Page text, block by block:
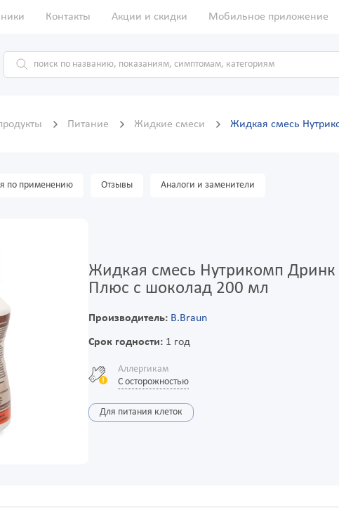
Контакты Акции и скидки Мобильное приложение
Питание Жидкие смеси Жидкая смесь
по применению Отзывы Аналоги и заменители
Жидкая смесь Нутрикомп Дринк
Плюс с шоколад 200 мл
Производитель: B.Braun
Срок годности:1 год
Аллергикам
С осторожностью
Для питания клеток